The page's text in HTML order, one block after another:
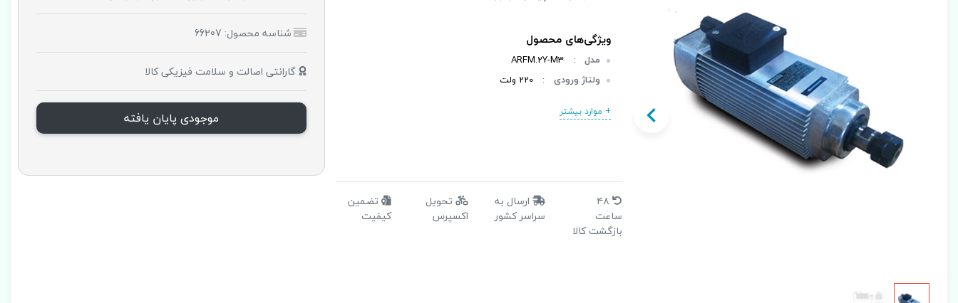
مدل :
ARFM.2Y-M3
ولتاژ ورودی
:
220 ولت
فرکانس
+ موارد بیشتر
شناسه محصول: 66207
گارانتی اصالت و سلامت فیزیکی کالا
موجودی پایان یافته
۴۸
ساعت
بازگشت کالا
ارسال به
سراسر کشور
تحویل
اکسپرس
تضمین
کیفیت